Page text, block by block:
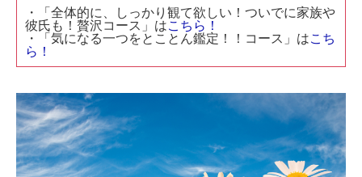
・「全体的に、しっかり観て欲しい！ついでに家族や
彼氏も！贅沢コース」はこちら！
・「気になる一つをとことん鑑定！！コース」はこち
ら！